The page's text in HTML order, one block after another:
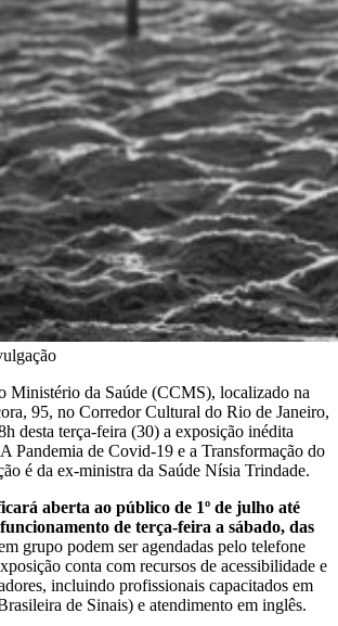
Ministério da Saúde (CCMS), localizado na
95, no Corredor Cultural do Rio de Janeiro,
desta terça-feira (30) a exposição inédita
Pandemia de Covid-19 e a Transformação do
é da ex-ministra da Saúde Nísia Trindade.
aberta ao público de 1º de julho até
de terça-feira a sábado, das
grupo podem ser agendadas pelo telefone
conta com recursos de acessibilidade e
incluindo profissionais capacitados em
de Sinais) e atendimento em inglês.